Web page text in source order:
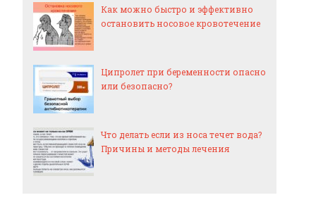
Как можно быстро и эффективно
остановить носовое кровотечение
Ципролет при беременности опасно
или безопасно?
Что делать если из носа течет вода?
Причины и методы лечения